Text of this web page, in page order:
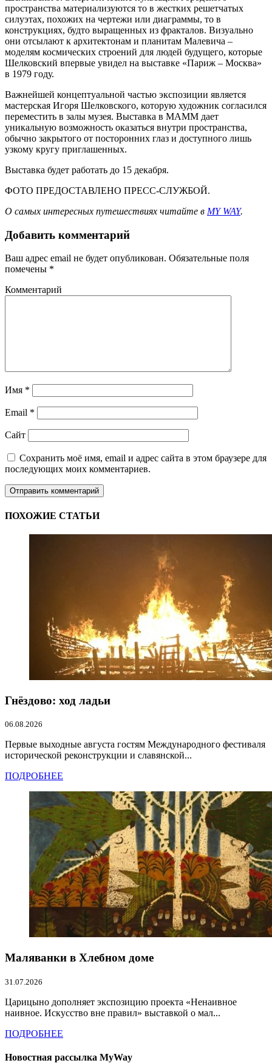
пространства материализуются то в жестких решетчатых
силуэтах, похожих на чертежи или диаграммы, то в
конструкциях, будто выращенных из фракталов. Визуально
они отсылают к архитектонам и планитам Малевича –
моделям космических строений для людей будущего, которые
Шелковский впервые увидел на выставке «Париж – Москва»
в 1979 году.
Важнейшей концептуальной частью экспозиции является
мастерская Игоря Шелковского, которую художник согласился
переместить в залы музея. Выставка в МАММ дает
уникальную возможность оказаться внутри пространства,
обычно закрытого от посторонних глаз и доступного лишь
узкому кругу приглашенных.
Выставка будет работать до 15 декабря.
ФОТО ПРЕДОСТАВЛЕНО ПРЕСС-СЛУЖБОЙ.
О самых интересных путешествиях читайте в MY WAY.
Добавить комментарий
Ваш адрес email не будет опубликован. Обязательные поля
помечены *
Комментарий
Имя *
Email *
Сайт
Сохранить моё имя, email и адрес сайта в этом браузере для
последующих моих комментариев.
ПОХОЖИЕ СТАТЬИ
Гнёздово: ход ладьи
06.08.2026
Первые выходные августа гостям Международного фестиваля
исторической реконструкции и славянской...
ПОДРОБНЕЕ
Маляванки в Хлебном доме
31.07.2026
Царицыно дополняет экспозицию проекта «Ненаивное
наивное. Искусство вне правил» выставкой о мал...
ПОДРОБНЕЕ
Новостная рассылка MyWay